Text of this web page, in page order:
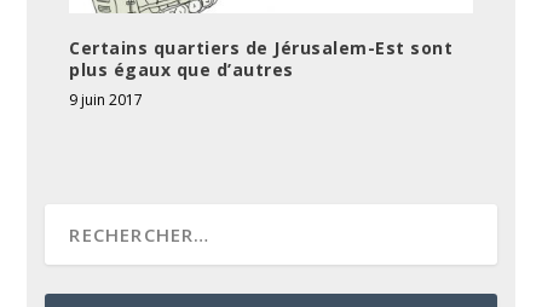
Certains quartiers de Jérusalem-Est sont
plus égaux que d’autres
9 juin 2017